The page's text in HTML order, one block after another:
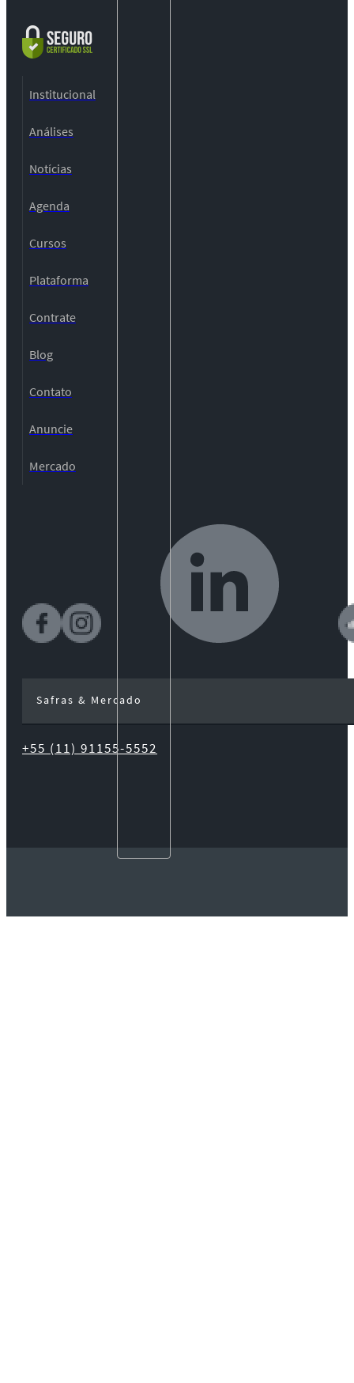
Institucional
Análises
Notícias
Agenda
Cursos
Plataforma
Contrate
Blog
Contato
Anuncie
Mercado
Safras & Mercado
+55 (11) 91155-5552